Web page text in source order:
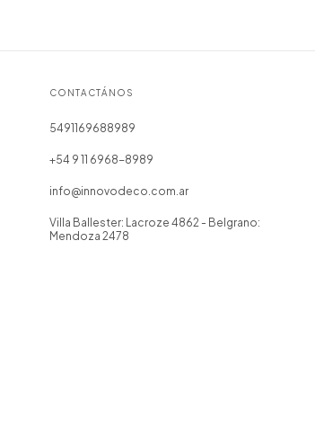
CONTACTÁNOS
5491169688989
+54 9 11 6968-8989
info@innovodeco.com.ar
Villa Ballester: Lacroze 4862 - Belgrano:
Mendoza 2478